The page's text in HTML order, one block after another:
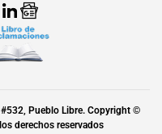
#532, Pueblo Libre. Copyright ©
derechos reservados